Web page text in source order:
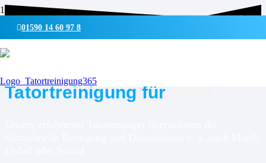
01590 14 60 97 8
Tatortreinigung für